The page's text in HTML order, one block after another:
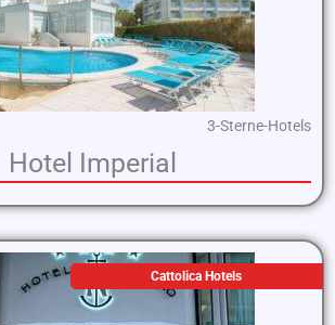
3-Sterne-Hotels
Hotel Imperial
Cattolica Hotels